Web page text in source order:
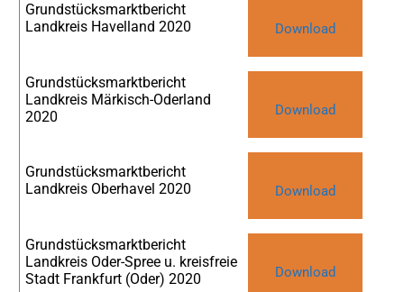
Grundstücksmarktbericht
Landkreis Havelland 2020
Download
Grundstücksmarktbericht
Landkreis Märkisch-Oderland
2020
Download
Grundstücksmarktbericht
Landkreis Oberhavel 2020
Download
Grundstücksmarktbericht
Landkreis Oder-Spree u. kreisfreie
Stadt Frankfurt (Oder) 2020
Download